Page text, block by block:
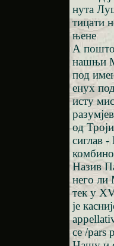
нута
тицати
њене
А пошто
нашњи
под
енух
исту
од
сиглав -
Назив
него ли
тек у
је
се /pars